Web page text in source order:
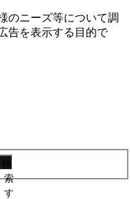
のニーズ等について調
告を表⽰する⽬的で
索
す